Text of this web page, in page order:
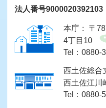
法人番号9000020392103
本庁： 〒
4丁目10
Tel：0880-
西土佐総合
西土佐江川
Tel：0880-